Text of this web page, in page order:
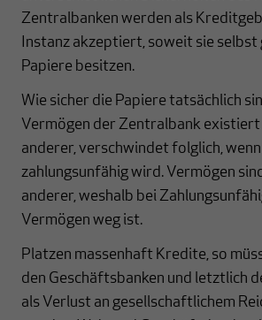
Zentralbanken werden als
Instanz akzeptiert, soweit sie selbst
Papiere besitzen.
Wie sicher die Papiere tatsächlich
Vermögen der Zentralbank existiert
anderer, verschwindet folglich,
zahlungsunfähig wird. Vermögen
anderer, weshalb bei
Vermögen weg ist.
Platzen massenhaft Kredite, so
den Geschäftsbanken und letztlich
als Verlust an gesellschaftlichem